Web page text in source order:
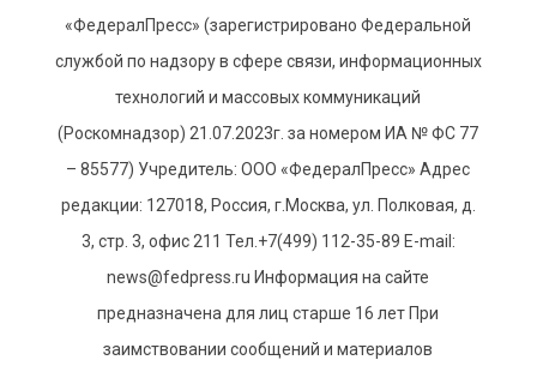
«ФедералПресс» (зарегистрировано Федеральной
службой по надзору в сфере связи, информационных
технологий и массовых коммуникаций
(Роскомнадзор) 21.07.2023г. за номером ИА № ФС 77
– 85577) Учредитель: ООО «ФедералПресс» Адрес
редакции: 127018, Россия, г.Москва, ул. Полковая, д.
3, стр. 3, офис 211 Тел.+7(499) 112-35-89 E-mail:
news@fedpress.ru Информация на сайте
предназначена для лиц старше 16 лет При
заимствовании сообщений и материалов